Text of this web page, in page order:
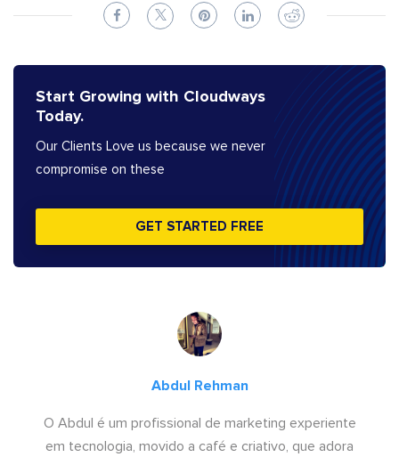
Start Growing with Cloudways
Today.
Our Clients Love us because we never
compromise on these
GET STARTED FREE
Abdul Rehman
O Abdul é um profissional de marketing experiente
em tecnologia, movido a café e criativo, que adora